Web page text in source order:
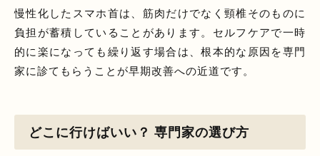
慢性化したスマホ首は、筋肉だけでなく頸椎そのものに
負担が蓄積していることがあります。セルフケアで一時
的に楽になっても繰り返す場合は、根本的な原因を専門
家に診てもらうことが早期改善への近道です。
どこに行けばいい？ 専門家の選び方